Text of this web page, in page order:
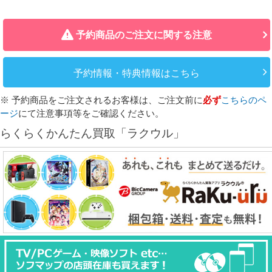
予約商品のご注文に関する注意
予約情報・特典情報はこちら
※ 予約商品をご注文されるお客様は、ご注文前に必ずこちらのペ
ージにて注意事項等をご確認ください。
らくらくかんたん買取「ラクウル」